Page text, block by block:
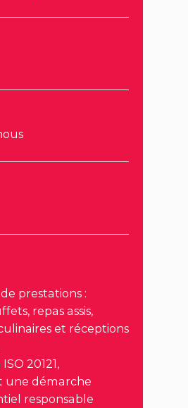
prestations :
repas assis,
et réceptions
20121,
une démarche
responsable